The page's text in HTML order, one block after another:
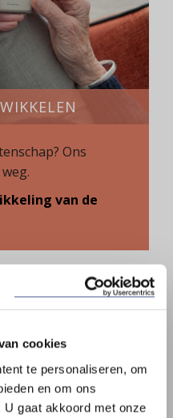
cookies
te personaliseren, om
en om ons
gaat akkoord met onze
Ons
van de